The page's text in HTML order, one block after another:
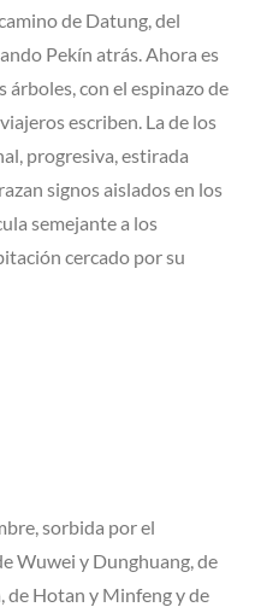
de Datung, del
Pekín atrás. Ahora es
árboles, con el espinazo de
escriben. La de los
progresiva, estirada
signos aislados en los
semejante a los
cercado por su
sorbida por el
Wuwei y Dunghuang, de
de Hotan y Minfeng y de